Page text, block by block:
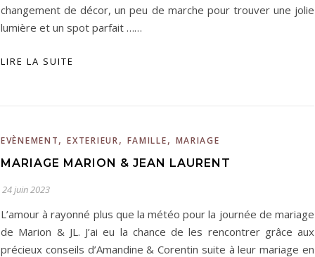
changement de décor, un peu de marche pour trouver une jolie
lumière et un spot parfait ……
LIRE LA SUITE
EVÈNEMENT,EXTERIEUR, FAMILLE, MARIAGE
MARIAGE MARION & JEAN LAURENT
24 juin 2023
L’amour à rayonné plus que la météo pour la journée de mariage
de Marion & JL. J’ai eu la chance de les rencontrer grâce aux
précieux conseils d’Amandine & Corentin suite à leur mariage en